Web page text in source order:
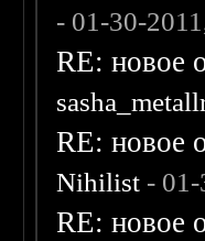
- 01-30-
RE: новое
RE: новое
Nihilist -
RE: новое